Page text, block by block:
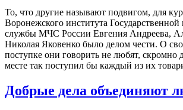
То, что другие называют подвигом, для
Воронежского института
службы МЧС России Евгения Андреева,
Николая Яковенко было делом чести. О
поступке они говорить не любят, скромно
месте так поступил бы каждый из их
Добрые дела объединяют